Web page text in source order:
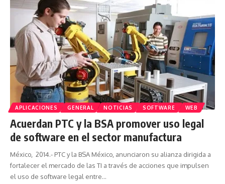
APLICACIONES GENERAL NOTICIAS SOFTWARE WEB
Acuerdan PTC y la BSA promover uso legal
de software en el sector manufactura
México, 2014.- PTC y la BSA México, anunciaron su alianza dirigida a
fortalecer el mercado de las TI a través de acciones que impulsen
el uso de software legal entre…